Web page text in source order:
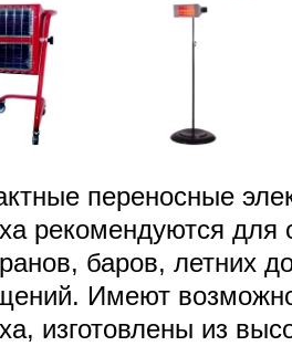
переносные
рекомендуются для
баров, летних
Имеют
изготовлены из